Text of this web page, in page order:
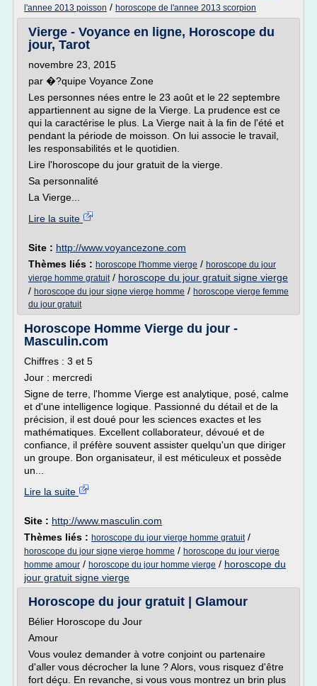
l'annee 2013 poisson / horoscope de l'annee 2013 scorpion
Vierge - Voyance en ligne, Horoscope du
jour, Tarot
novembre 23, 2015
par �?quipe Voyance Zone
Les personnes nées entre le 23 août et le 22 septembre
appartiennent au signe de la Vierge. La prudence est ce
qui la caractérise le plus. La Vierge nait à la fin de l'été et
pendant la période de moisson. On lui associe le travail,
les responsabilités et le quotidien.
Lire l'horoscope du jour gratuit de la vierge.
Sa personnalité
La Vierge...
Lire la suite
Site : http://www.voyancezone.com
Thèmes liés : horoscope l'homme vierge / horoscope du jour
vierge homme gratuit/ horoscope du jour gratuit signe vierge
/ horoscope du jour signe vierge homme / horoscope vierge femme
du jour gratuit
Horoscope Homme Vierge du jour -
Masculin.com
Chiffres : 3 et 5
Jour : mercredi
Signe de terre, l'homme Vierge est analytique, posé, calme
et d'une intelligence logique. Passionné du détail et de la
précision, il est doué pour les sciences exactes et les
mathématiques. Excellent collaborateur, dévoué et de
confiance, il préfère souvent assister quelqu'un que diriger
un groupe. Bon organisateur, il est méticuleux et possède
un...
Lire la suite
Site : http://www.masculin.com
Thèmes liés : horoscope du jour vierge homme gratuit/
horoscope du jour signe vierge homme / horoscope du jour vierge
homme amour / horoscope du jour homme vierge / horoscope du
jour gratuit signe vierge
Horoscope du jour gratuit | Glamour
Bélier Horoscope du Jour
Amour
Vous voulez demander à votre conjoint ou partenaire
d'aller vous décrocher la lune ? Alors, vous risquez d'être
fort déçu. En revanche, si vous vous montrez un brin plus